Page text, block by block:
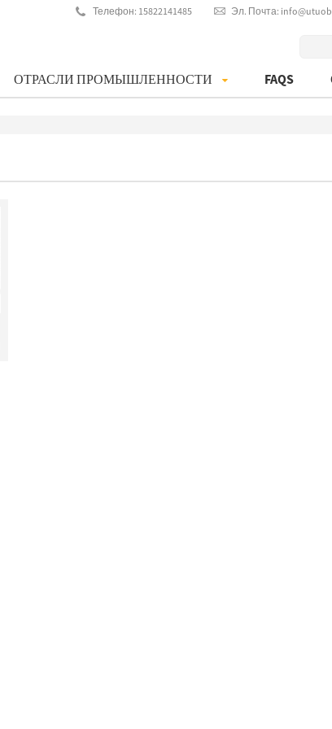
Телефон: 15822141485 Эл. Почта:
ОТРАСЛИ ПРОМЫШЛЕННОСТИ FAQS